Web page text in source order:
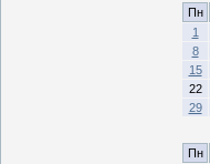
Пн
1
8
15
22
29
Пн